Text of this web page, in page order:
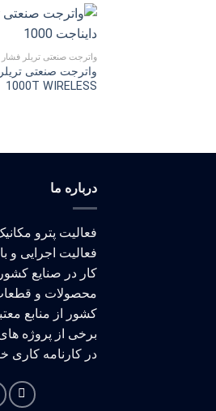
واترجت صنعتی تریلر فشار بالا 1000 تا
واترجت صنعتی تریلر
1000T WIRELESS
درباره ما
فعالیت اجرایی و
کار در صنایع
محصولات و
کشور از منابع
برخی از پروژه
در کارنامه کاری